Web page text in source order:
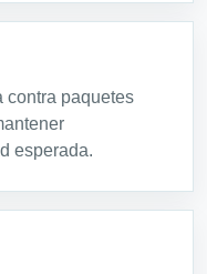
contra paquetes
esperada.